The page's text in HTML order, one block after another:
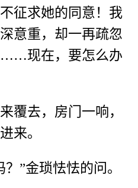
征求她的同意！我
意重，却一再疏忽
……现在，要怎么办
覆去，房门一响，
来。
”金琐怯怯的问。